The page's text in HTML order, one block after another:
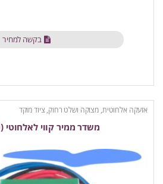
בקשה למחיר
אזעקה אלחוטית, מצוקה ושלט רחוק, ציוד מוקד
משדר ממיר קווי לאלחוטי (AVT1100)